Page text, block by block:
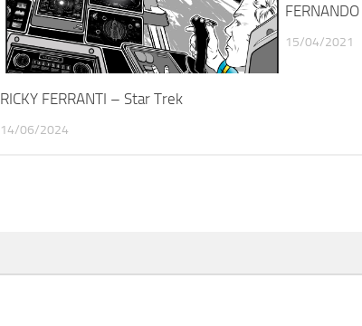
RICKY FERRANTI – Star Trek
14/06/2024
15/04/2021